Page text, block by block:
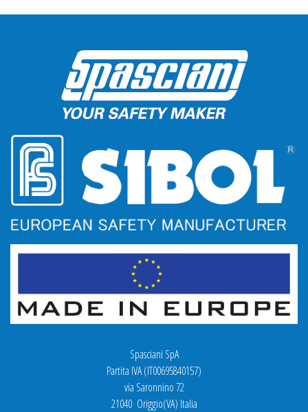
Spasciani SpA
Partita IVA (IT00695840157)
via Saronnino 72
21040 Origgio(VA) Italia